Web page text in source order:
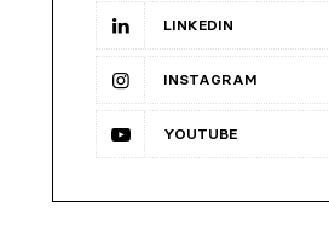
LINKEDIN
INSTAGRAM
YOUTUBE